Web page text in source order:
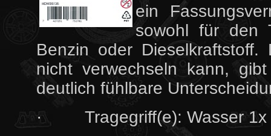
ein
sowohl für den
Benzin oder
nicht verwechseln kann,
deutlich fühlbare
· Tragegriff(e): Wasser 1x